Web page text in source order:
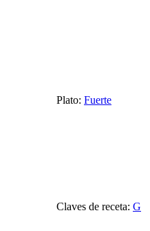
Plato: Fuerte
Claves de receta: G